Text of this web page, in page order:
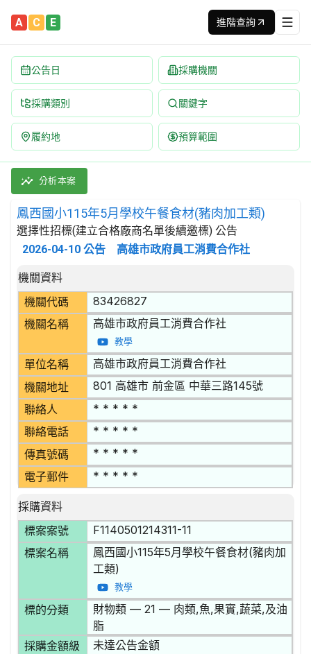
A C E 進階查詢
公告日 採購機關
採購類別 關鍵字
履約地 預算範圍
鳳西國小115年5月學校午餐食材(豬肉加工類) 招標公告 | 案
採購類別：財物類 肉類,魚,果實,蔬菜,及油脂 | 招標方式：
分析本案
鳳西國小115年5月學校午餐食材(豬肉加工類)
選擇性招標(建立合格廠商名單後續邀標) 公告
2026-04-10 公告 高雄市政府員工消費合作社
招標公告詳細內容
機關資料
機關代碼
83426827
機關名稱 高雄市政府員工消費合作社
教學
單位名稱 高雄市政府員工消費合作社
機關地址 801 高雄市 前金區 中華三路145號
聯絡人 * * * * *
聯絡電話 * * * * *
傳真號碼 * * * * *
電子郵件 * * * * *
採購資料
標案案號
F1140501214311-11
標案名稱
鳳西國小115年5月學校午餐食材(豬肉加
工類)
教學
標的分類
財物類 — 21 — 肉類,魚,果實,蔬菜,及油
脂
採購金額級
未達公告金額